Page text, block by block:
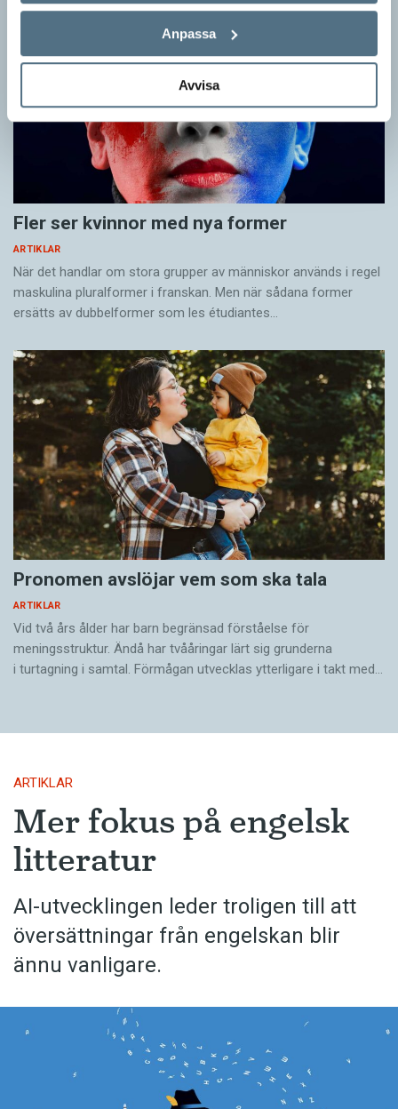
Anpassa
Avvisa
Fler ser kvinnor med nya former
ARTIKLAR
När det handlar om stora grupper av människor används i regel
maskulina pluralformer i franskan. Men när sådana ­former
ersätts av dubbel­former som les étudiantes…
Pronomen avslöjar vem som ska tala
ARTIKLAR
Vid två års ålder har barn begränsad förståelse för
meningsstruktur. Ändå har tvååringar lärt sig grunderna
i turtagning i samtal. Förmågan utvecklas ytterligare i takt med…
ARTIKLAR
Mer fokus på engelsk
litteratur
AI-utvecklingen leder troligen till att
översättningar från engelskan blir
ännu vanligare.